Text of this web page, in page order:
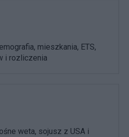
mieszkania, ETS,
i rozliczenia
weta, sojusz z USA i